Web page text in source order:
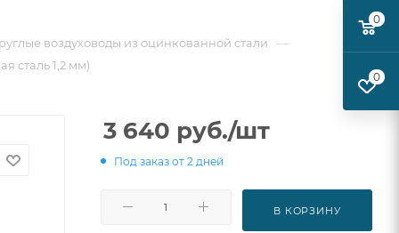
воздуховоды из оцинкованной стали —
сталь 1,2 мм)
3 640 руб./шт
Под заказ от 2 дней
В КОРЗИНУ
0
0